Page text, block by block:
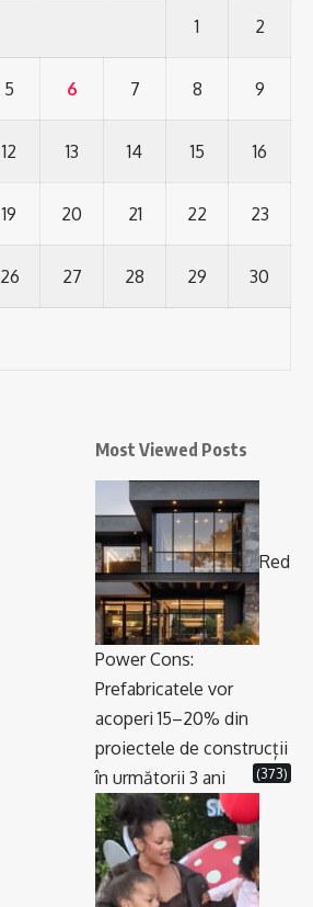
1 2
5 6 7 8 9
12 13 14 15 16
19 20 21 22 23
26 27 28 29 30
Most Viewed Posts
Red
Power Cons:
Prefabricatele vor
acoperi 15–20% din
proiectele de construcții
în următorii 3 ani
(373)